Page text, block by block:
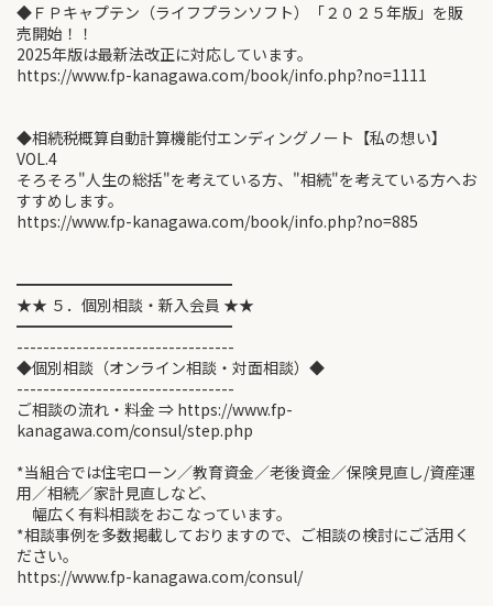
◆ＦＰキャプテン（ライフプランソフト）「２０２５年版」を販
売開始！！
2025年版は最新法改正に対応しています。
https://www.fp-kanagawa.com/book/info.php?no=1111
◆相続税概算自動計算機能付エンディングノート【私の想い】
VOL.4
そろそろ"人生の総括"を考えている方、"相続"を考えている方へお
すすめします。
https://www.fp-kanagawa.com/book/info.php?no=885
━━━━━━━━━━━━━━
★★ ５．個別相談・新入会員 ★★
━━━━━━━━━━━━━━
---------------------------------
◆個別相談（オンライン相談・対面相談）◆
---------------------------------
ご相談の流れ・料金 ⇒ https://www.fp-
kanagawa.com/consul/step.php
*当組合では住宅ローン／教育資金／老後資金／保険見直し/資産運
用／相続／家計見直しなど、
幅広く有料相談をおこなっています。
*相談事例を多数掲載しておりますので、ご相談の検討にご活用く
ださい。
https://www.fp-kanagawa.com/consul/